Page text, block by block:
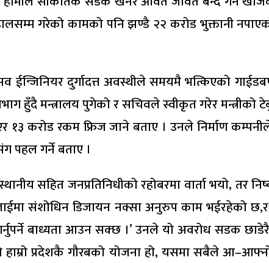
गरेको कामको पनि झण्डै २२ करोड भुक्तानी
दुर्गादत्त अवस्थीले समयमै भत्किएको
हुँदै मन्त्रालय पुगेको र सचिवले स्वीकृत गरेर मन्त्रीको
करोड रकम फ्रिज जाने बताए । उनले निर्माण
पहल गर्ने बताए ।
सहित जनप्रतिनिधीको रहोबरमा वार्ता भयो, तर
संशोधिन डिजायन नक्सा अनुरुप काम भईरहेको
बाध्यता आउन सक्छ ।’ उनले यो अवरोध सडक छाडेरै
प्रदेशकै गौरबको योजना हो, यसमा सबैले